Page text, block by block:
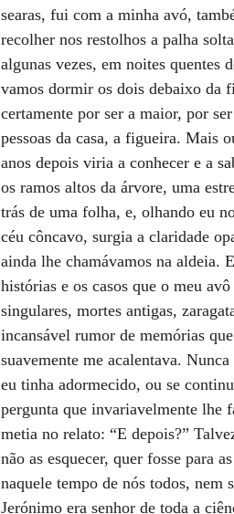
searas, fui com a minha avó,
recolher nos restolhos a palha
algunas vezes, em noites quentes
vamos dormir os dois debaixo da
certamente por ser a maior, por
pessoas da casa, a figueira. Mais
anos depois viria a conhecer e a
os ramos altos da árvore, uma
trás de uma folha, e, olhando eu
céu côncavo, surgia a claridade
ainda lhe chamávamos na aldeia.
histórias e os casos que o meu
singulares, mortes antigas,
incansável rumor de memórias
suavemente me acalentava.
eu tinha adormecido, ou se
pergunta que invariavelmente lhe
metia no relato: “E depois?”
não as esquecer, quer fosse para
naquele tempo de nós todos, nem
Jerónimo era senhor de toda a